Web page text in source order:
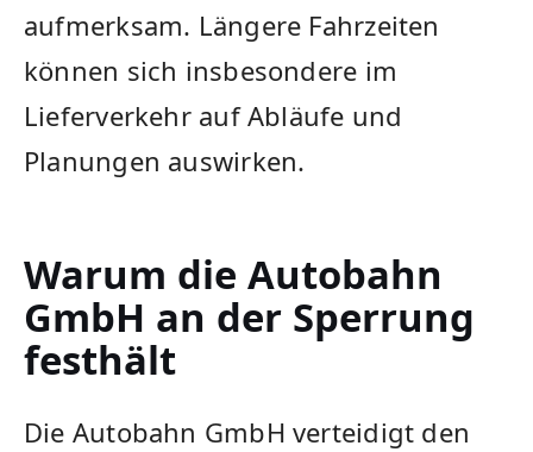
aufmerksam. Längere Fahrzeiten
können sich insbesondere im
Lieferverkehr auf Abläufe und
Planungen auswirken.
Warum die Autobahn
GmbH an der Sperrung
festhält
Die Autobahn GmbH verteidigt den